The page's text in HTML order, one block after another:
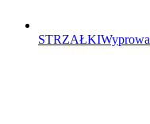
STRZAŁKI